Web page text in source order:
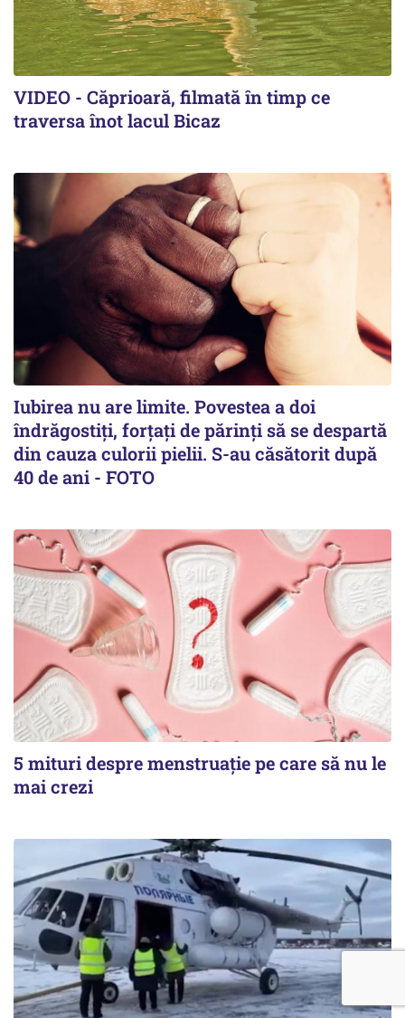
VIDEO - Căprioară, filmată în timp ce
traversa înot lacul Bicaz
Iubirea nu are limite. Povestea a doi
îndrăgostiţi, forţaţi de părinţi să se despartă
din cauza culorii pielii. S-au căsătorit după
40 de ani - FOTO
5 mituri despre menstruație pe care să nu le
mai crezi